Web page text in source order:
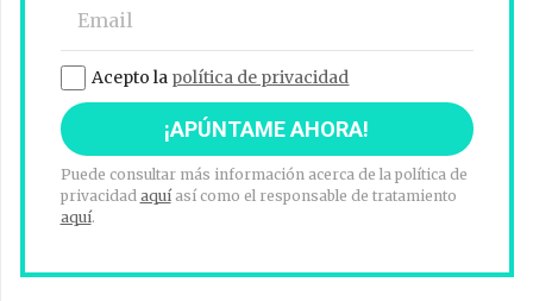
Acepto la política de privacidad
Puede consultar más información acerca de la política de
privacidad aquíasí como el responsable de tratamiento
aquí.